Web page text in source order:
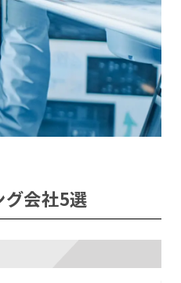
グ会社5選